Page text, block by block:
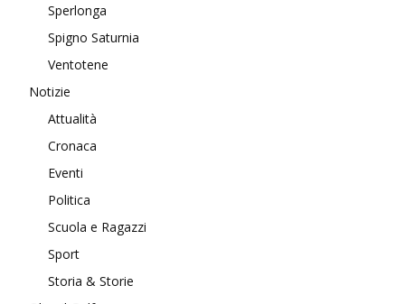
Sperlonga
Spigno Saturnia
Ventotene
Notizie
Attualità
Cronaca
Eventi
Politica
Scuola e Ragazzi
Sport
Storia & Storie